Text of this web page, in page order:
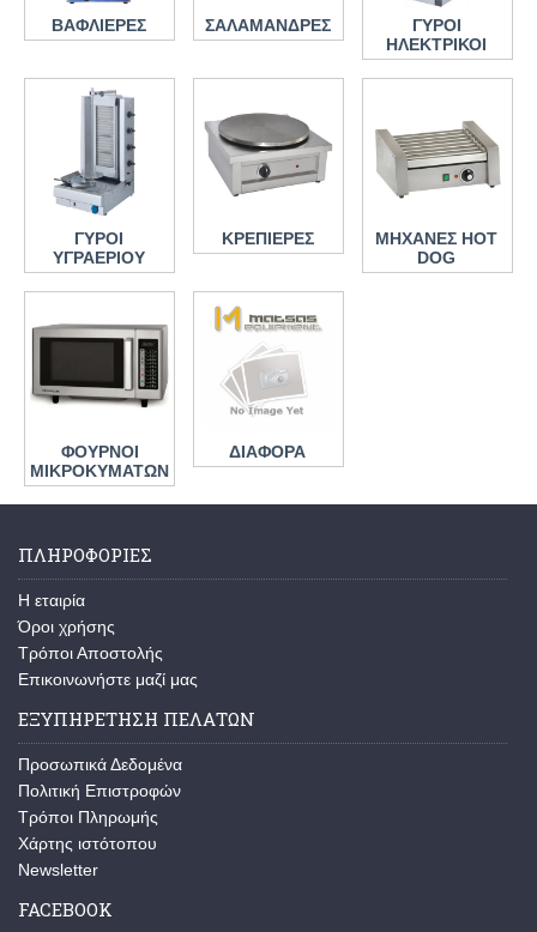
ΒΑΦΛΙΕΡΕΣ ΣΑΛΑΜΑΝΔΡΕΣ
ΓΥΡΟΙ
ΗΛΕΚΤΡΙΚΟΙ
ΓΥΡΟΙ
ΥΓΡΑΕΡΙΟΥ
ΚΡΕΠΙΕΡΕΣ
ΜΗΧΑΝΕΣ HOT
DOG
ΦΟΥΡΝΟΙ
ΜΙΚΡΟΚΥΜΑΤΩΝ
ΔΙΑΦΟΡΑ
ΠΛΗΡΟΦΟΡΙΕΣ
H εταιρία
Όροι χρήσης
Τρόποι Αποστολής
Επικοινωνήστε μαζί μας
ΕΞΥΠΗΡΕΤΗΣΗ ΠΕΛΑΤΩΝ
Προσωπικά Δεδομένα
Πολιτική Επιστροφών
Τρόποι Πληρωμής
Χάρτης ιστότοπου
Newsletter
FACEBOOK